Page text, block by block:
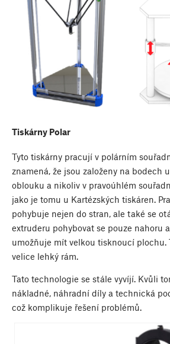
Tiskárny Polar
Tyto tiskárny pracují v polárním
znamená, že jsou založeny na bodech
oblouku a nikoliv v pravoúhlém
jako je tomu u Kartézských tiskáren.
pohybuje nejen do stran, ale také se
extruderu pohybovat se pouze nahoru
umožňuje mít velkou tisknoucí plochu.
velice lehký rám.
Tato technologie se stále vyvíjí. Kvůli
nákladné, náhradní díly a technická
což komplikuje řešení problémů.